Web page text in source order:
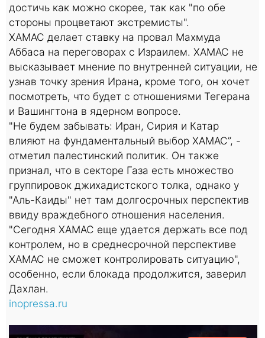
достичь как можно скорее, так как "по обе
стороны процветают экстремисты".
ХАМАС делает ставку на провал Махмуда
Аббаса на переговорах с Израилем. ХАМАС не
высказывает мнение по внутренней ситуации, не
узнав точку зрения Ирана, кроме того, он хочет
посмотреть, что будет с отношениями Тегерана
и Вашингтона в ядерном вопросе.
"Не будем забывать: Иран, Сирия и Катар
влияют на фундаментальный выбор ХАМАС”, -
отметил палестинский политик. Он также
признал, что в секторе Газа есть множество
группировок джихадистского толка, однако у
"Аль-Каиды" нет там долгосрочных перспектив
ввиду враждебного отношения населения.
"Сегодня ХАМАС еще удается держать все под
контролем, но в среднесрочной перспективе
ХАМАС не сможет контролировать ситуацию",
особенно, если блокада продолжится, заверил
Дахлан.
inopressa.ru